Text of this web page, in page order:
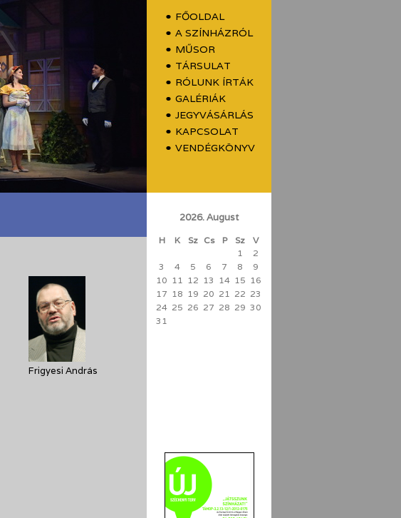
FŐOLDAL
A SZÍNHÁZRÓL
MŰSOR
TÁRSULAT
RÓLUNK ÍRTÁK
GALÉRIÁK
JEGYVÁSÁRLÁS
KAPCSOLAT
VENDÉGKÖNYV
Frigyesi András
2026. August
H K Sz Cs P Sz
V
1
2
3
4 5 6 7 8
9
10 11 12 13 14 15 16
17 18 19 20 21 22 23
24 25 26 27 28 29 30
31